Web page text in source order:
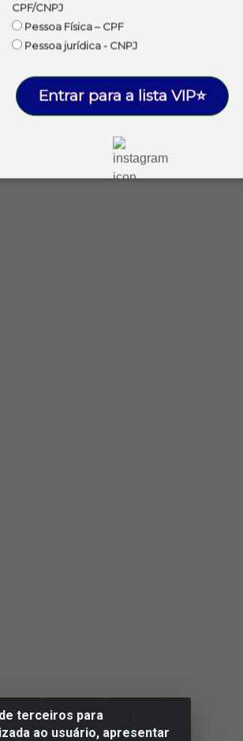
CPF/CNPJ
Pessoa Física – CPF
Pessoa jurídica - CNPJ
Entrar para a lista VIP⭐
terceiros para
ao usuário, apresentar